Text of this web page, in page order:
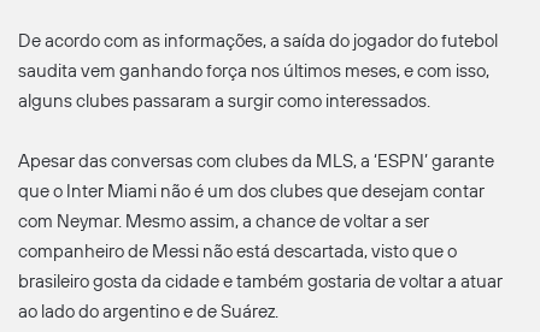
De acordo com as informações, a saída do jogador do futebol
saudita vem ganhando força nos últimos meses, e com isso,
alguns clubes passaram a surgir como interessados.
Apesar das conversas com clubes da MLS, a ‘ESPN’ garante
que o Inter Miami não é um dos clubes que desejam contar
com Neymar. Mesmo assim, a chance de voltar a ser
companheiro de Messi não está descartada, visto que o
brasileiro gosta da cidade e também gostaria de voltar a atuar
ao lado do argentino e de Suárez.